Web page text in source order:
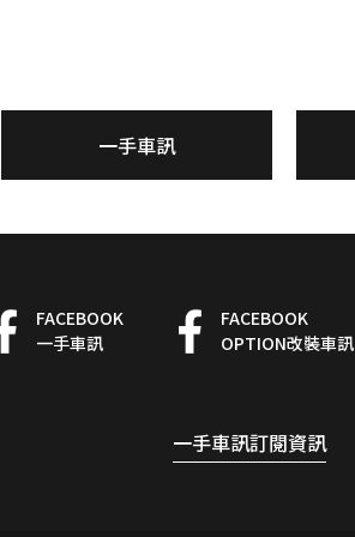
一手車訊
FACEBOOK
一手車訊
FACEBOOK
OPTION改裝車訊
一手車訊訂閱資訊